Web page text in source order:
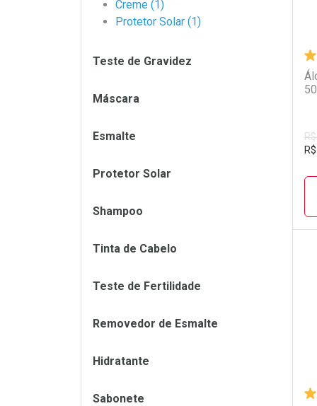
R$
Creme (1)
Protetor Solar (1)
Teste de Gravidez
Máscara
Esmalte
Protetor Solar
Shampoo
Tinta de Cabelo
Teste de Fertilidade
Removedor de Esmalte
Hidratante
Sabonete